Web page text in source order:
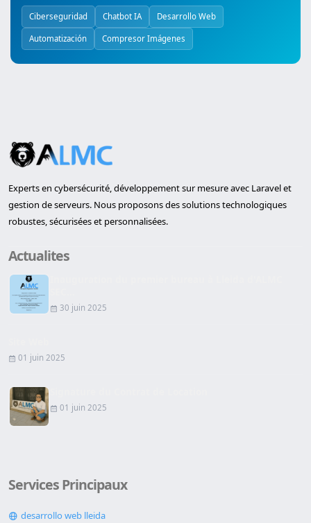
Ciberseguridad Chatbot IA Desarrollo Web
Automatización Compresor Imágenes
Experts en cybersécurité, développement sur mesure avec Laravel et
gestion de serveurs. Nous proposons des solutions technologiques
robustes, sécurisées et personnalisées.
Actualites
30 juin 2025
01 juin 2025
01 juin 2025
Services Principaux
desarrollo web lleida